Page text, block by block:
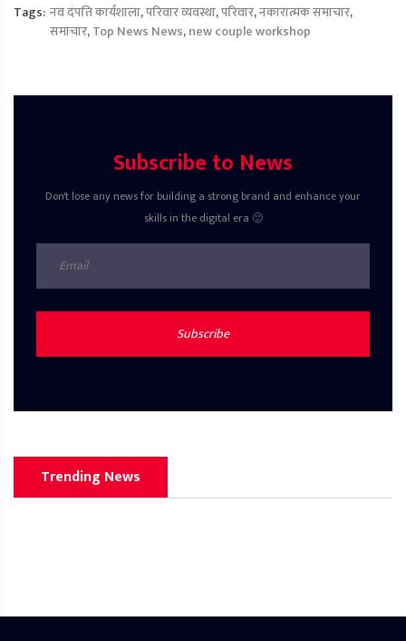
Tags: नव दंपति कार्यशाला,परिवार व्यवस्था,परिवार,नकारात्मक समाचार,
समाचार,Top News News,new couple workshop
Subscribe to News
Don't lose any news for building a strong brand and enhance your
skills in the digital era 🙂
Subscribe
Trending News